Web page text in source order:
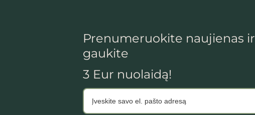
Prenumeruokite naujienas ir
gaukite
3 Eur nuolaidą!